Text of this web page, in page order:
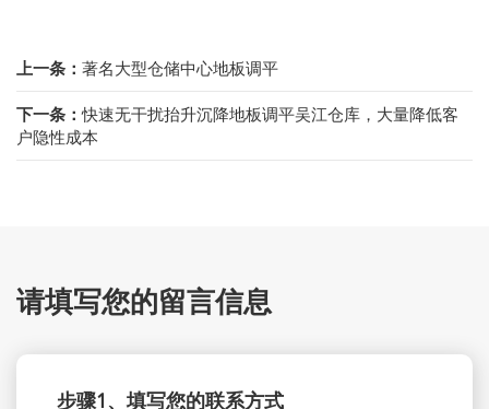
上一条： 著名大型仓储中心地板调平
下一条：快速无干扰抬升沉降地板调平吴江仓库，大量降低客
户隐性成本
请填写您的留言信息
步骤1、填写您的联系方式